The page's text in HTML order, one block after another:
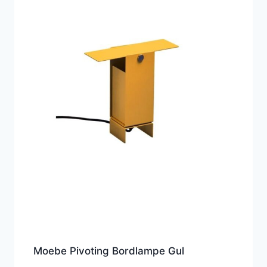
Moebe Pivoting Bordlampe Gul